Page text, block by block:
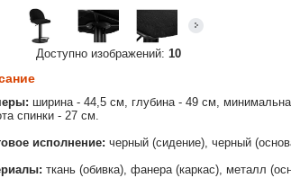
Доступно изображений: 10
ширина - 44,5 см, глубина - 49 см,
спинки - 27 см.
исполнение: черный (сидение), черный
ткань (обивка), фанера (каркас), металл